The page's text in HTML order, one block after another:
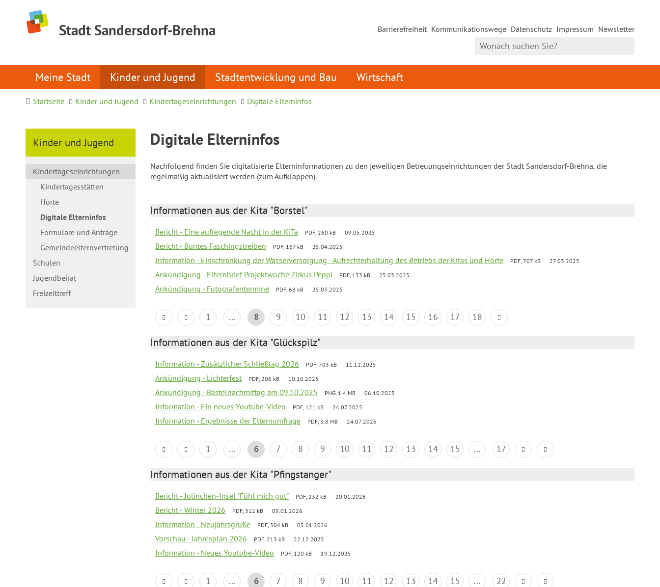
Stadt Sandersdorf-Brehna Barrierefreiheit Kommunikationswege Datenschutz Impressum Newsletter
Meine Stadt Kinder und Jugend Stadtentwicklung und Bau Wirtschaft
Startseite Kinder und Jugend Kindertageseinrichtungen Digitale Elterninfos
Kinder und Jugend
Kindertageseinrichtungen
Kindertagesstätten
Horte
Digitale Elterninfos
Formulare und Anträge
Gemeindeelternvertretung
Schulen
Jugendbeirat
Freizeittreff
Digitale Elterninfos
Nachfolgend finden Sie digitalisierte Elterninformationen zu den jeweiligen Betreuungseinrichtungen der Stadt Sandersdorf-Brehna, die
regelmäßig aktualisiert werden (zum Aufklappen).
Informationen aus der Kita "Borstel"
Bericht - Eine aufregende Nacht in der KiTa PDF, 260 kB 09.05.2025
Bericht - Buntes Faschingstreiben PDF, 167 kB 25.04.2025
Information - Einschränkung der Wasserversorgung - Aufrechterhaltung des Betriebs der Kitas und Horte PDF, 707 kB 27.03.2025
Ankündigung - Elternbrief Projektwoche Zirkus Peppi PDF, 133 kB 25.03.2025
Ankündigung - Fotografentermine PDF, 68 kB 25.03.2025
1 ... 8 9 10 11 12 13 14 15 16 17 18
Informationen aus der Kita "Glückspilz"
Information - Zusätzlicher Schließtag 2026 PDF, 703 kB 11.11.2025
Ankündigung - Lichterfest PDF, 206 kB 10.10.2025
Ankündigung - Bastelnachmittag am 09.10.2025 PNG, 1.4 MB 06.10.2025
Information - Ein neues Youtube-Video PDF, 121 kB 24.07.2025
Information - Ergebnisse der Elternumfrage PDF, 3.8 MB 24.07.2025
1 ... 6 7 8 9 10 11 12 13 14 15 ... 17
Informationen aus der Kita "Pfingstanger"
Bericht - Jolinchen-Insel "Fühl mich gut" PDF, 232 kB 20.01.2026
Bericht - Winter 2026 PDF, 312 kB 09.01.2026
Information - Neujahrsgrüße PDF, 504 kB 05.01.2026
Vorschau - Jahresplan 2026 PDF, 213 kB 22.12.2025
Information - Neues Youtube-Video PDF, 120 kB 19.12.2025
1 ... 6 7 8 9 10 11 12 13 14 15 ... 22